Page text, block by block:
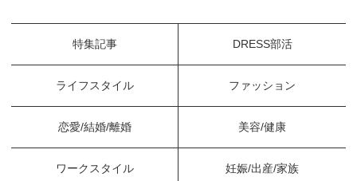
特集記事 DRESS部活
ライフスタイル ファッション
恋愛/結婚/離婚 美容/健康
ワークスタイル 妊娠/出産/家族